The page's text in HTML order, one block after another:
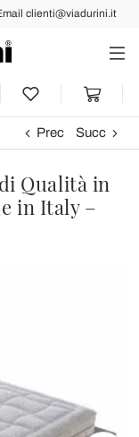
clienti@viadurini.it
Prec Succ
Qualità in
in Italy –